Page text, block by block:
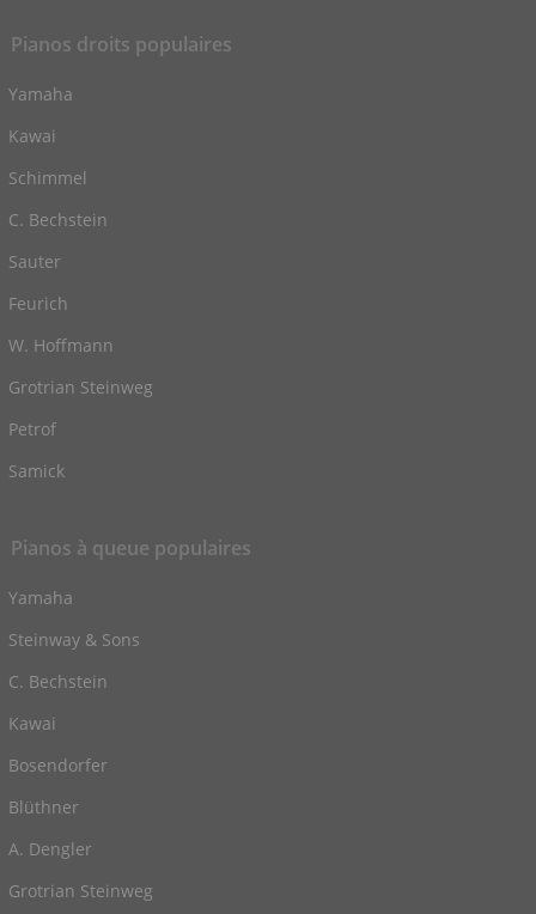
Pianos droits populaires
Yamaha
Kawai
Schimmel
C. Bechstein
Sauter
Feurich
W. Hoffmann
Grotrian Steinweg
Petrof
Samick
Pianos à queue populaires
Yamaha
Steinway & Sons
C. Bechstein
Kawai
Bosendorfer
Blüthner
A. Dengler
Grotrian Steinweg